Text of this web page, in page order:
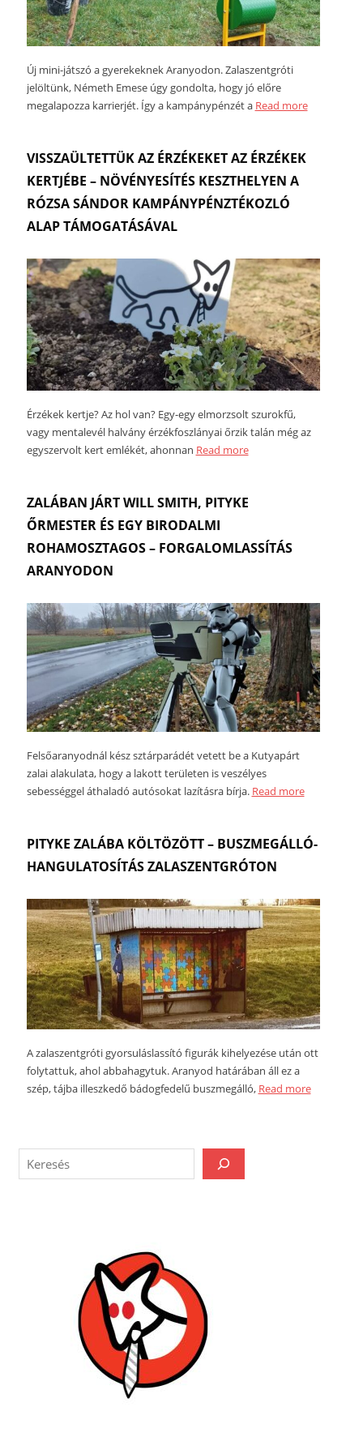
Új mini-játszó a gyerekeknek Aranyodon. Zalaszentgróti
jelöltünk, Németh Emese úgy gondolta, hogy jó előre
megalapozza karrierjét. Így a kampánypénzét a Read more
VISSZAÜLTETTÜK AZ ÉRZÉKEKET AZ ÉRZÉKEK
KERTJÉBE – NÖVÉNYESÍTÉS KESZTHELYEN A
RÓZSA SÁNDOR KAMPÁNYPÉNZTÉKOZLÓ
ALAP TÁMOGATÁSÁVAL
Érzékek kertje? Az hol van? Egy-egy elmorzsolt szurokfű,
vagy mentalevél halvány érzékfoszlányai őrzik talán még az
egyszervolt kert emlékét, ahonnan Read more
ZALÁBAN JÁRT WILL SMITH, PITYKE
ŐRMESTER ÉS EGY BIRODALMI
ROHAMOSZTAGOS – FORGALOMLASSÍTÁS
ARANYODON
Felsőaranyodnál kész sztárparádét vetett be a Kutyapárt
zalai alakulata, hogy a lakott területen is veszélyes
sebességgel áthaladó autósokat lazításra bírja. Read more
PITYKE ZALÁBA KÖLTÖZÖTT – BUSZMEGÁLLÓ-
HANGULATOSÍTÁS ZALASZENTGRÓTON
A zalaszentgróti gyorsuláslassító figurák kihelyezése után ott
folytattuk, ahol abbahagytuk. Aranyod határában áll ez a
szép, tájba illeszkedő bádogfedelű buszmegálló, Read more